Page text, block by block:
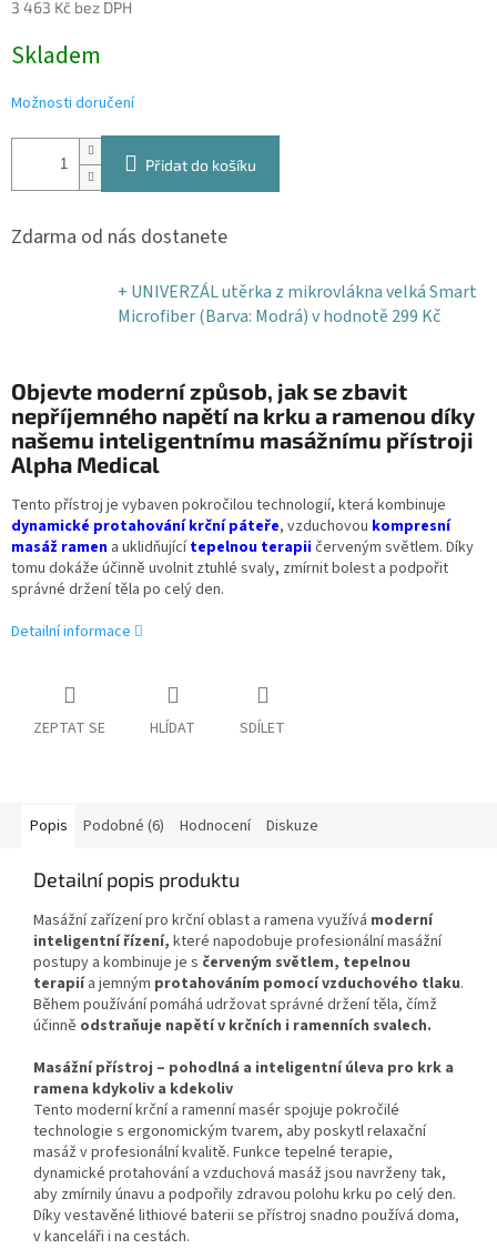
3 463 Kč bez DPH
cena:
Skladem
Možnosti doručení
Přidat do košíku
Zdarma od nás dostanete
+ UNIVERZÁL utěrka z mikrovlákna velká Smart
Microfiber (Barva: Modrá)v hodnotě 299 Kč
Objevte moderní způsob, jak se zbavit
nepříjemného napětí na krku a ramenou díky
našemu inteligentnímu masážnímu přístroji
Alpha Medical
Tento přístroj je vybaven pokročilou technologií, která kombinuje
dynamické protahování krční páteře, vzduchovou kompresní
masáž ramen a uklidňujícítepelnou terapiičerveným světlem. Díky
tomu dokáže účinně uvolnit ztuhlé svaly, zmírnit bolest a podpořit
správné držení těla po celý den.
Detailní informace
ZEPTAT SE HLÍDAT SDÍLET
Popis Podobné (6) Hodnocení Diskuze
Detailní popis produktu
Masážní zařízení pro krční oblast a ramena využívá moderní
inteligentní řízení, které napodobuje profesionální masážní
postupy a kombinuje je s červeným světlem, tepelnou
terapiía jemným protahováním pomocí vzduchového tlaku.
Během používání pomáhá udržovat správné držení těla, čímž
účinně odstraňuje napětí v krčních i ramenních svalech.
Masážní přístroj – pohodlná a inteligentní úleva pro krk a
ramena kdykoliv a kdekoliv
Tento moderní krční a ramenní masér spojuje pokročilé
technologie s ergonomickým tvarem, aby poskytl relaxační
masáž v profesionální kvalitě. Funkce tepelné terapie,
dynamické protahování a vzduchová masáž jsou navrženy tak,
aby zmírnily únavu a podpořily zdravou polohu krku po celý den.
Díky vestavěné lithiové baterii se přístroj snadno používá doma,
v kanceláři i na cestách.